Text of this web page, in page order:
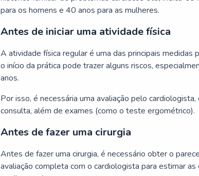
para os homens e 40 anos para as mulheres.
Antes de iniciar uma atividade física
A atividade física regular é uma das principais medidas
o início da prática pode trazer alguns riscos,
anos.
Por isso, é necessária uma avaliação pelo
consulta, além de exames (como o teste ergométrico).
Antes de fazer uma cirurgia
Antes de fazer uma cirurgia, é necessário obter o
avaliação completa com o cardiologista para estimar